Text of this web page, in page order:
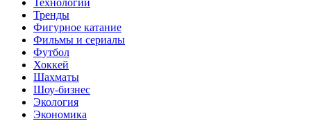
Тренды
Фигурное катание
Фильмы и сериалы
Футбол
Хоккей
Шахматы
Шоу-бизнес
Экология
Экономика